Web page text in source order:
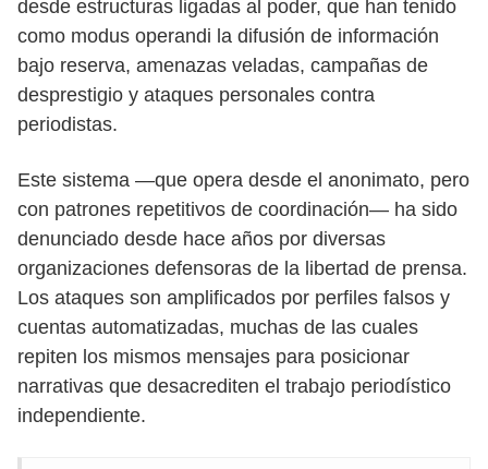
desde estructuras ligadas al poder, que han tenido
como modus operandi la difusión de información
bajo reserva, amenazas veladas, campañas de
desprestigio y ataques personales contra
periodistas.
Este sistema —que opera desde el anonimato, pero
con patrones repetitivos de coordinación— ha sido
denunciado desde hace años por diversas
organizaciones defensoras de la libertad de prensa.
Los ataques son amplificados por perfiles falsos y
cuentas automatizadas, muchas de las cuales
repiten los mismos mensajes para posicionar
narrativas que desacrediten el trabajo periodístico
independiente.